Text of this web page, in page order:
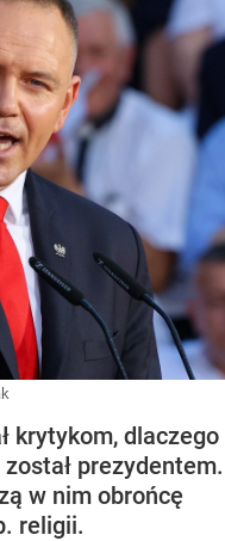
krytykom, dlaczego
prezydentem.
w nim obrońcę
religii.